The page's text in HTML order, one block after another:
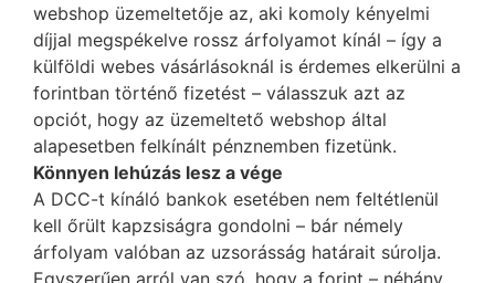
webshop üzemeltetője az, aki komoly kényelmi
díjjal megspékelve rossz árfolyamot kínál – így a
külföldi webes vásárlásoknál is érdemes elkerülni a
forintban történő fizetést – válasszuk azt az
opciót, hogy az üzemeltető webshop által
alapesetben felkínált pénznemben fizetünk.
Könnyen lehúzás lesz a vége
A DCC-t kínáló bankok esetében nem feltétlenül
kell őrült kapzsiságra gondolni – bár némely
árfolyam valóban az uzsorásság határait súrolja.
Egyszerűen arról van szó, hogy a forint – néhány